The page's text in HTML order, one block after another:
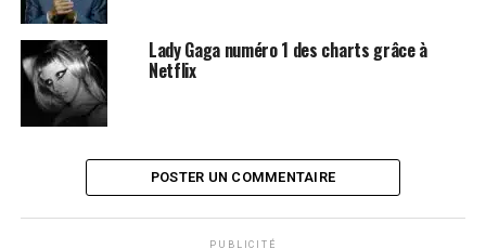
Lady Gaga numéro 1 des charts grâce à
Netflix
POSTER UN COMMENTAIRE
PUBLICITÉ